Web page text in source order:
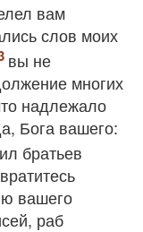
вам
слов моих
вы не
многих
надлежало
Бога вашего:
братьев
вашего
раб